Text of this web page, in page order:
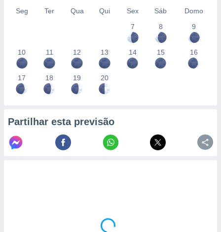
Seg Ter Qua Qui Sex Sáb
Domo
7
8 9
10 11 12 13 14 15 16
17 18 19 20
Partilhar esta previsão